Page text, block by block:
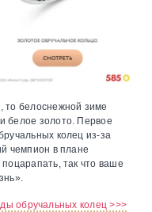
то белоснежной зиме
белое золото. Первое
колец из-за
чемпион в плане
так что ваше
обручальных колец >>>